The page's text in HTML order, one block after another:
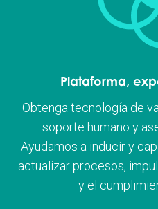
Plataforma,
Obtenga tecnología de
soporte humano y
Ayudamos a inducir y
actualizar procesos,
y el